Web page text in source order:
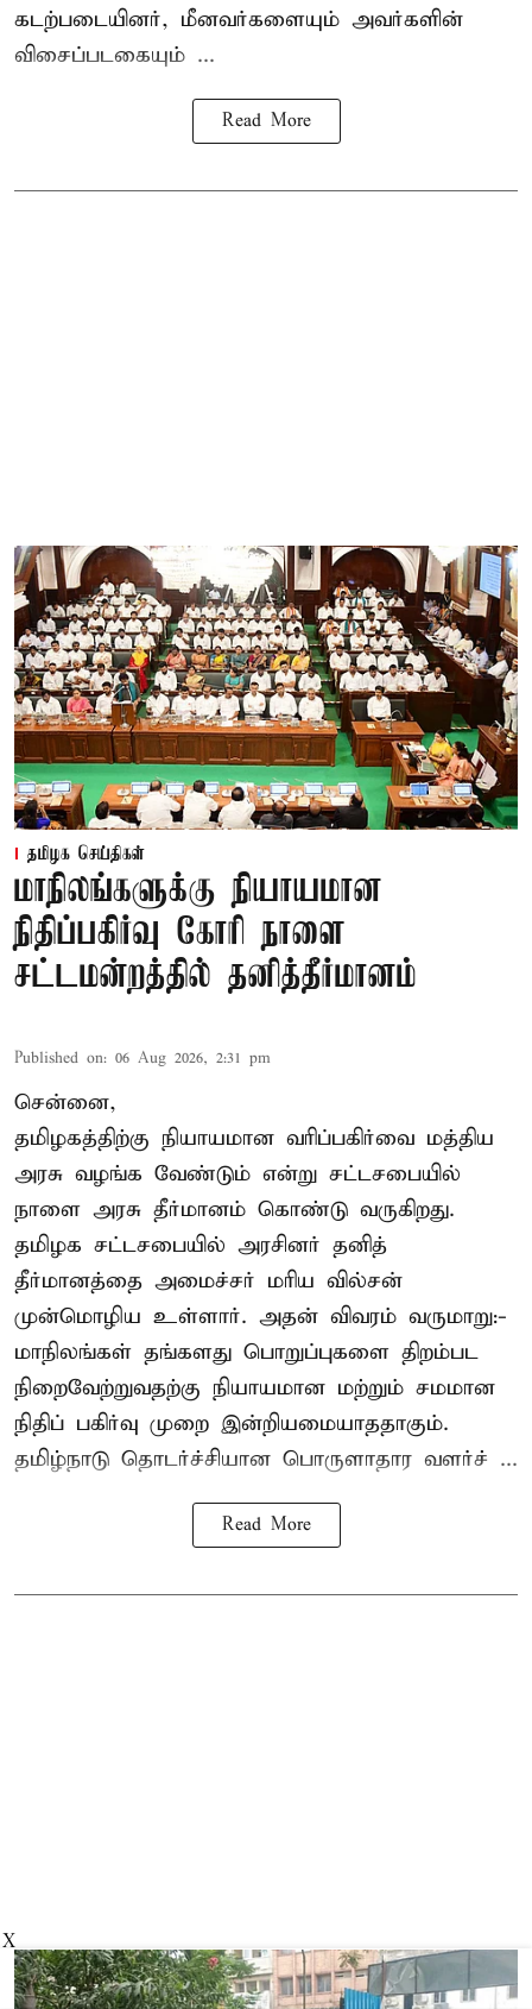
கடற்படையினர், மீனவர்களையும் அவர்களின்
விசைப்படகையும் ...
Read More
தமிழக செய்திகள்
மாநிலங்களுக்கு நியாயமான
நிதிப்பகிர்வு கோரி நாளை
சட்டமன்றத்தில் தனித்தீர்மானம்
Published on: 06 Aug 2026, 2:31 pm
சென்னை,
தமிழகத்திற்கு நியாயமான வரிப்பகிர்வை மத்திய
அரசு வழங்க வேண்டும் என்று சட்டசபையில்
நாளை அரசு தீர்மானம் கொண்டு வருகிறது.
தமிழக சட்டசபையில் அரசினர் தனித்
தீர்மானத்தை அமைச்சர் மரிய வில்சன்
முன்மொழிய உள்ளார். அதன் விவரம் வருமாறு:-
மாநிலங்கள் தங்களது பொறுப்புகளை திறம்பட
நிறைவேற்றுவதற்கு நியாயமான மற்றும் சமமான
நிதிப் பகிர்வு முறை இன்றியமையாததாகும்.
தமிழ்நாடு தொடர்ச்சியான பொருளாதார வளர்ச் ...
Read More
X